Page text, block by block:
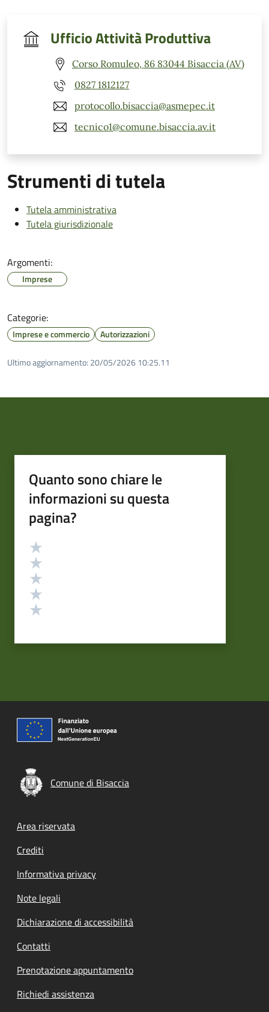
Ufficio Attività Produttiva
Corso Romuleo, 86 83044 Bisaccia (AV)
0827 1812127
protocollo.bisaccia@asmepec.it
tecnico1@comune.bisaccia.av.it
Strumenti di tutela
Tutela amministrativa
Tutela giurisdizionale
Argomenti:
Imprese
Categorie:
Imprese e commercio Autorizzazioni
Ultimo aggiornamento: 20/05/2026 10:25.11
Quanto sono chiare le
informazioni su questa
pagina?
Valutazione
Comune di Bisaccia
Footer menu
Area riservata
Crediti
Informativa privacy
Note legali
Dichiarazione di accessibilità
Contatti
Prenotazione appuntamento
Richiedi assistenza